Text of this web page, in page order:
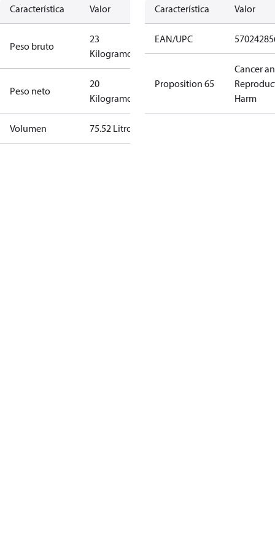
Característica Valor
Peso bruto
23
Kilogramo
Peso neto
20
Kilogramo
Volumen 75.52 Litro
Característica Valor
EAN/UPC
Proposition 65
Cancer
Harm